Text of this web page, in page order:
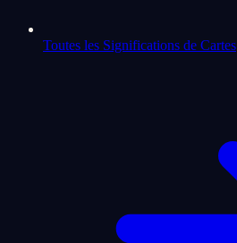
Toutes les Significations de Cartes